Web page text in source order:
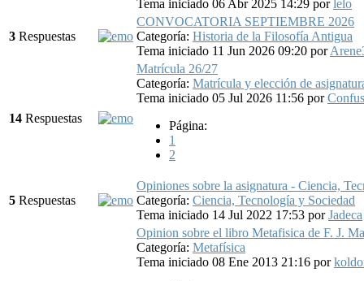
Tema iniciado 06 Abr 2025 14:29 por lelo
3 Respuestas
CONVOCATORIA SEPTIEMBRE 2026
Categoría: Historia de la Filosofía Antigua
Tema iniciado 11 Jun 2026 09:20 por
14 Respuestas
Matrícula 26/27
Categoría: Matrícula y elección de
Tema iniciado 05 Jul 2026 11:56 por
Página:
1
2
5 Respuestas
Opiniones sobre la asignatura - Ciencia,
Categoría: Ciencia, Tecnología y Sociedad
Tema iniciado 14 Jul 2022 17:53 porJadeca
Opinion sobre el libro Metafisica de F. J.
Categoría: Metafísica
Tema iniciado 08 Ene 2013 21:16 por